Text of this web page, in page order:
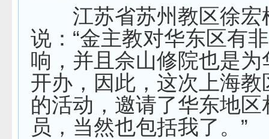
江苏省苏州教区徐宏
说：“金主教对华东区有
响，并且佘山修院也是为
开办，因此，这次上海教
的活动，邀请了华东地区
员，当然也包括我了。”